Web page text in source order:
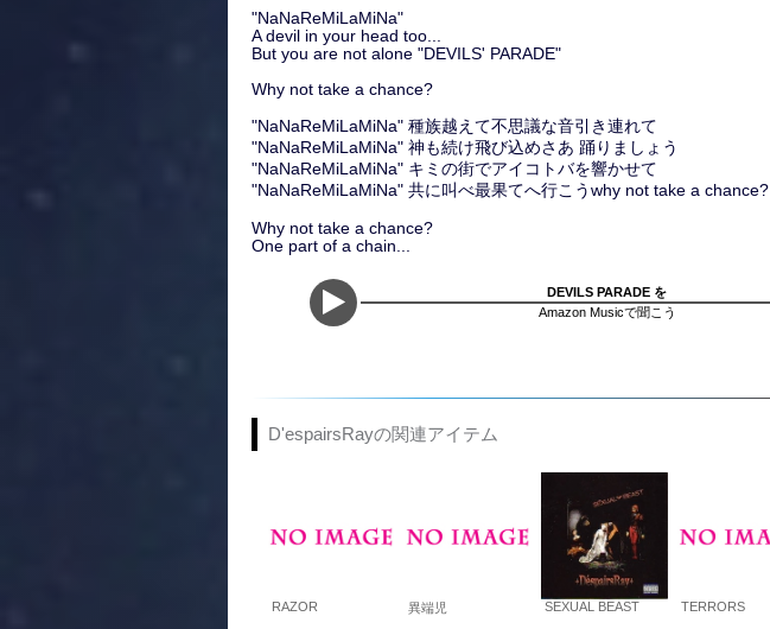
"NaNaReMiLaMiNa"
A devil in your head too...
But you are not alone "DEVILS' PARADE"
Why not take a chance?
"NaNaReMiLaMiNa" 種族越えて不思議な音引き連れて
"NaNaReMiLaMiNa" 神も続け飛び込めさあ 踊りましょう
"NaNaReMiLaMiNa" キミの街でアイコトバを響かせて
"NaNaReMiLaMiNa" 共に叫べ最果てへ行こうwhy not take a chance?
Why not take a chance?
One part of a chain...
DEVILS PARADE を
Amazon Musicで聞こう
D'espairsRayの関連アイテム
RAZOR 異端児 SEXUAL BEAST TERRORS